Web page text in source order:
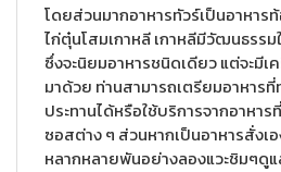
โดยส่วนมากอาหารทัวร์เป็นอาหาร
ไก่ตุ๋นโสมเกาหลี เกาหลีมีวัฒนธรรม
ซึ่งจะนิยมอาหารชนิดเดียว แต่จะมีเ
มาด้วย ท่านสามารถเตรียมอาหาร
ประทานได้หรือใช้บริการจากอาหาร
ซอสต่าง ๆ ส่วนหากเป็นอาหารสั่งเ
หลากหลายพันอย่างลองแวะชิมๆดู